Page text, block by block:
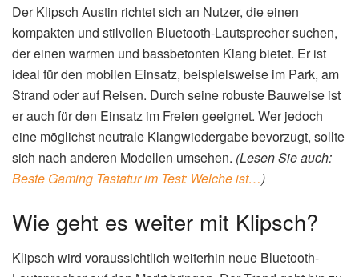
Der Klipsch Austin richtet sich an Nutzer, die einen
kompakten und stilvollen Bluetooth-Lautsprecher suchen,
der einen warmen und bassbetonten Klang bietet. Er ist
ideal für den mobilen Einsatz, beispielsweise im Park, am
Strand oder auf Reisen. Durch seine robuste Bauweise ist
er auch für den Einsatz im Freien geeignet. Wer jedoch
eine möglichst neutrale Klangwiedergabe bevorzugt, sollte
sich nach anderen Modellen umsehen. (Lesen Sie auch:
Beste Gaming Tastatur im Test: Welche ist…)
Wie geht es weiter mit Klipsch?
Klipsch wird voraussichtlich weiterhin neue Bluetooth-